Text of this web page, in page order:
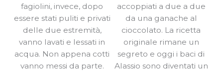
fagiolini, invece, dopo
essere stati puliti e privati
delle due estremità,
vanno lavati e lessati in
acqua. Non appena cotti
vanno messi da parte.
accoppiati a due a due
da una ganache al
cioccolato. La ricetta
originale rimane un
segreto e oggi i baci di
Alassio sono diventati un